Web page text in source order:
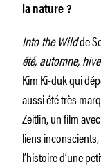
la nature ?
Into the Wildde
été, automne,
Kim Ki-duk qui
aussi été très
Zeitlin, un film
liens
l’histoire d’une